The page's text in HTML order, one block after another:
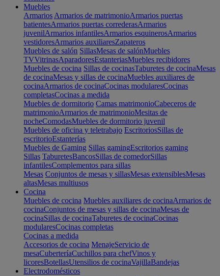
Muebles
Armarios Armarios de matrimonioArmarios puertas
batientesArmarios puertas correderasArmarios
juvenilArmarios infantilesArmarios esquinerosArmarios
vestidoresArmarios auxiliaresZapateros
Muebles de salón SillasMesas de salónMuebles
TVVitrinasAparadoresEstanteriasMuebles recibidores
Muebles de cocina Sillas de cocinasTaburetes de cocinaMesas
de cocinaMesas y sillas de cocinaMuebles auxiliares de
cocinaArmarios de cocinaCocinas modularesCocinas
completasCocinas a medida
Muebles de dormitorio Camas matrimonioCabeceros de
matrimonioArmarios de matrimonioMesitas de
nocheComodasMuebles de dormitorio juvenil
Muebles de oficina y teletrabajo EscritoriosSillas de
escritorioEstanterías
Muebles de Gaming Sillas gamingEscritorios gaming
Sillas TaburetesBancosSillas de comedorSillas
infantilesComplementos para sillas
Mesas Conjuntos de mesas y sillasMesas extensiblesMesas
altasMesas multiusos
Cocina
Muebles de cocina Muebles auxiliares de cocinaArmarios de
cocinaConjuntos de mesas y sillas de cocinaMesas de
cocinaSillas de cocinaTaburetes de cocinaCocinas
modularesCocinas completas
Cocinas a medida
Accesorios de cocina MenajeServicio de
mesaCuberteríaCuchillos para chefVinos y
licoresBotellasUtensilios de cocinaVajillaBandejas
Electrodomésticos